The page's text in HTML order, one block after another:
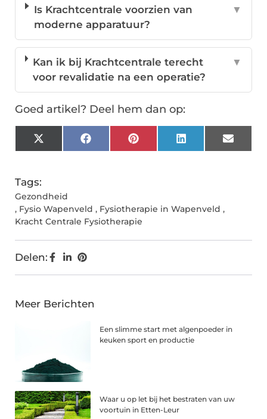
Is Krachtcentrale voorzien van
moderne apparatuur?
▼
Kan ik bij Krachtcentrale terecht
voor revalidatie na een operatie?
▼
Goed artikel? Deel hem dan op:
X
(Twitter)
FacebookPinterestLinkedInEmail
Tags:
Gezondheid
, Fysio Wapenveld , Fysiotherapie in Wapenveld ,
Kracht Centrale Fysiotherapie
Delen:
Meer Berichten
Een slimme start met algenpoeder in
keuken sport en productie
Waar u op let bij het bestraten van uw
voortuin in Etten-Leur